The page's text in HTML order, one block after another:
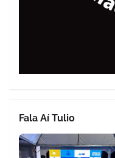
Fala Aí Tulio